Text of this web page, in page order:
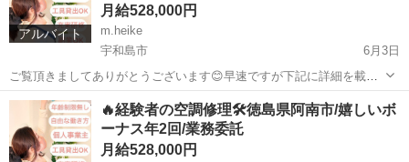
アルバイト
月給528,000円
m.heike
宇和島市
6月3日
ご覧頂きましてありがとうございます😊早速ですが下記に詳細を載せ
ておりますのでご覧下さい⬇️経験者のみの募集となります。 【業務内
容】 家庭用空調機の修理 業務委託となります 【勤務地】 愛媛県宇和
島市を基本として稼働します。...
愛媛 宇和島市 その他 業務委託
🔥経験者の空調修理🛠️徳島県阿南市/嬉しいボ
ーナス年2回/業務委託
月給528,000円